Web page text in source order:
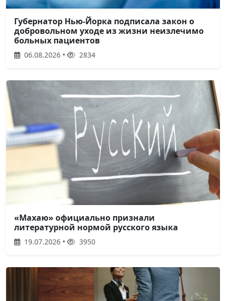
Губернатор Нью-Йорка подписала закон о
добровольном уходе из жизни неизлечимо
больных пациентов
06.08.2026 • 2834
«Махаю» официально признали
литературной нормой русского языка
19.07.2026 • 3950